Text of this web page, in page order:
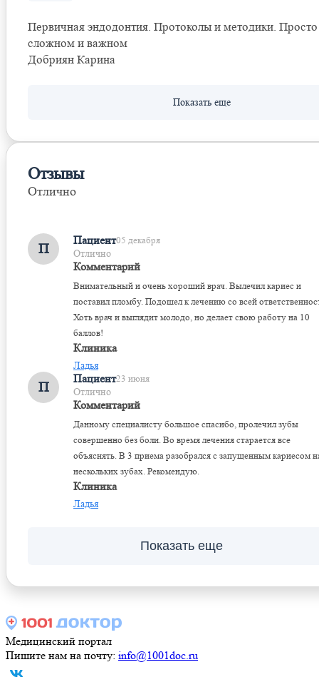
Первичная эндодонтия. Протоколы и методики.
сложном и важном
Добриян Карина
Отзывы
Отлично
П
Пациент05 декабря
Отлично
Комментарий
Внимательный и очень хороший врач. Вылечил кариес и
поставил пломбу. Подошел к лечению со всей
Хоть врач и выглядит молодо, но делает свою работу на 10
баллов!
Клиника
Ладья
П
Пациент23 июня
Отлично
Комментарий
Данному специалисту большое спасибо, пролечил зубы
совершенно без боли. Во время лечения старается все
объяснять. В 3 приема разобрался с запущенным кариесом
нескольких зубах. Рекомендую.
Клиника
Ладья
Показать еще
Медицинский портал
Пишите нам на почту: info@1001doc.ru